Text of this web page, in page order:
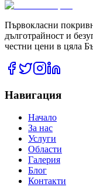
Първокласни
дълготрайност и
честни цени в цяла
Навигация
Начало
За нас
Услуги
Области
Галерия
Блог
Контакти